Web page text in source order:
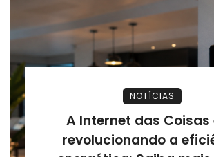
NOTÍCIAS
A Internet das Coisas
revolucionando a